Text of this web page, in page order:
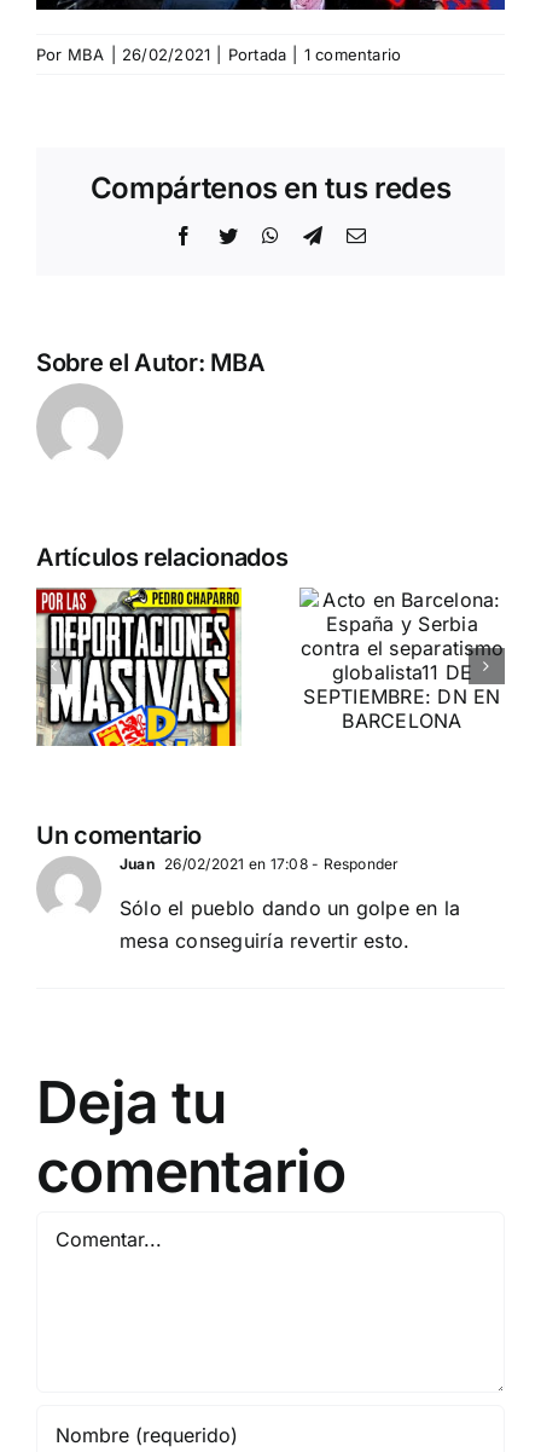
Por MBA 26/02/2021 Portada 1 comentario
Compártenos en tus redes
Facebook
Twitter WhatsApp
TelegramCorreo
Sobre el Autor: MBA
Artículos relacionados
Acto en
Barcelona:
España y
Serbia
contra el
separatismo
globalista
EN BARCELONA
acto DN
contra la
invasión
migratoria
y el gran
Un comentario
Juan 26/02/2021 en 17:08- Responder
Sólo el pueblo dando un golpe en la
mesa conseguiría revertir esto.
Deja tu
comentario
Comentar